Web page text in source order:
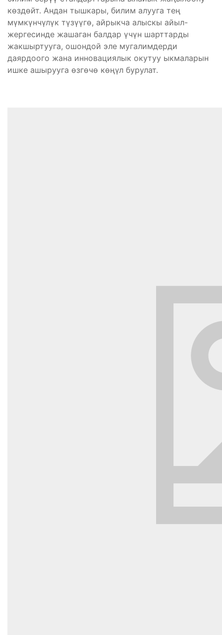
көздөйт. Андан тышкары, билим алууга тең
мүмкүнчүлүк түзүүгө, айрыкча алыскы айыл-
жергесинде жашаган балдар үчүн шарттарды
жакшыртууга, ошондой эле мугалимдерди
даярдоого жана инновациялык окутуу ыкмаларын
ишке ашырууга өзгөчө көңүл бурулат.